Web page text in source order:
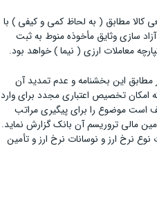
کالا مطابق ( به لحاظ کمی و کیفی ) با
سازی وثایق مأخوذه منوط به ثبت
معاملات ارزی ( نیما ) خواهد بود.
مطابق این بخشنامه و عدم تمدید آن
امکان تخصیص اعتباری مجدد برای وارد
است موضوع را برای پیگیری مراتب
مالی تروریسم آن بانک گزارش نماید.
نوع نرخ ارز و نوسانات نرخ ارز و تأمین